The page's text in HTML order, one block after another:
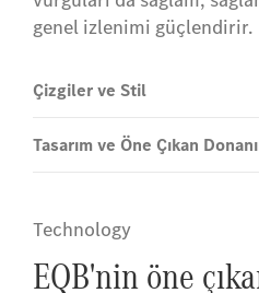
genel izlenimi güçlendirir.
Çizgiler ve Stil
Tasarım ve Öne Çıkan
Technology
EQB'nin öne